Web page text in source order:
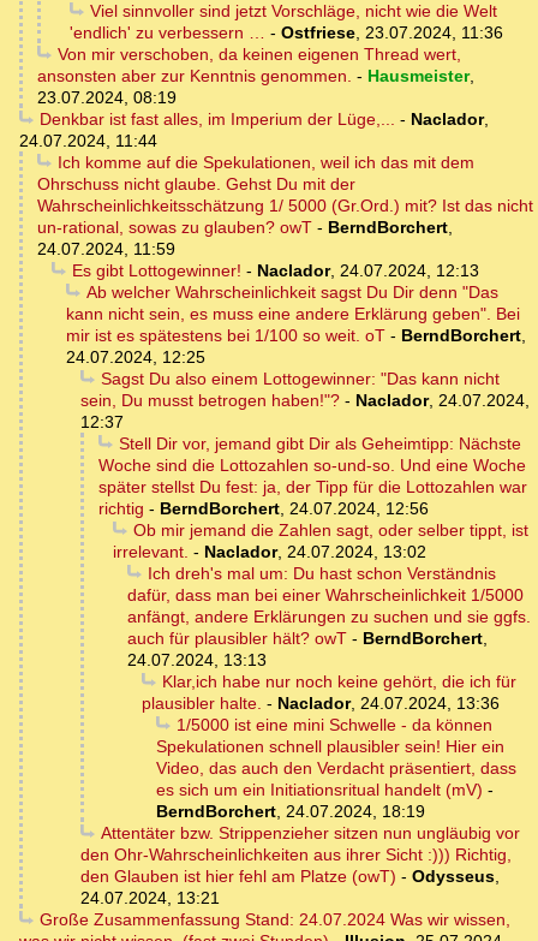
Viel sinnvoller sind jetzt Vorschläge, nicht wie die Welt
'endlich' zu verbessern … - Ostfriese, 23.07.2024, 11:36
Von mir verschoben, da keinen eigenen Thread wert,
ansonsten aber zur Kenntnis genommen. - Hausmeister,
23.07.2024, 08:19
Denkbar ist fast alles, im Imperium der Lüge,... - Naclador,
24.07.2024, 11:44
Ich komme auf die Spekulationen, weil ich das mit dem
Ohrschuss nicht glaube. Gehst Du mit der
Wahrscheinlichkeitsschätzung 1/ 5000 (Gr.Ord.) mit? Ist das nicht
un-rational, sowas zu glauben? owT - BerndBorchert,
24.07.2024, 11:59
Es gibt Lottogewinner! - Naclador, 24.07.2024, 12:13
Ab welcher Wahrscheinlichkeit sagst Du Dir denn "Das
kann nicht sein, es muss eine andere Erklärung geben". Bei
mir ist es spätestens bei 1/100 so weit. oT - BerndBorchert,
24.07.2024, 12:25
Sagst Du also einem Lottogewinner: "Das kann nicht
sein, Du musst betrogen haben!"? - Naclador, 24.07.2024,
12:37
Stell Dir vor, jemand gibt Dir als Geheimtipp: Nächste
Woche sind die Lottozahlen so-und-so. Und eine Woche
später stellst Du fest: ja, der Tipp für die Lottozahlen war
richtig - BerndBorchert, 24.07.2024, 12:56
Ob mir jemand die Zahlen sagt, oder selber tippt, ist
irrelevant. - Naclador, 24.07.2024, 13:02
Ich dreh's mal um: Du hast schon Verständnis
dafür, dass man bei einer Wahrscheinlichkeit 1/5000
anfängt, andere Erklärungen zu suchen und sie ggfs.
auch für plausibler hält? owT - BerndBorchert,
24.07.2024, 13:13
Klar,ich habe nur noch keine gehört, die ich für
plausibler halte. - Naclador, 24.07.2024, 13:36
1/5000 ist eine mini Schwelle - da können
Spekulationen schnell plausibler sein! Hier ein
Video, das auch den Verdacht präsentiert, dass
es sich um ein Initiationsritual handelt (mV) -
BerndBorchert, 24.07.2024, 18:19
Attentäter bzw. Strippenzieher sitzen nun ungläubig vor
den Ohr-Wahrscheinlichkeiten aus ihrer Sicht :))) Richtig,
den Glauben ist hier fehl am Platze (owT) - Odysseus,
24.07.2024, 13:21
Große Zusammenfassung Stand: 24.07.2024 Was wir wissen,